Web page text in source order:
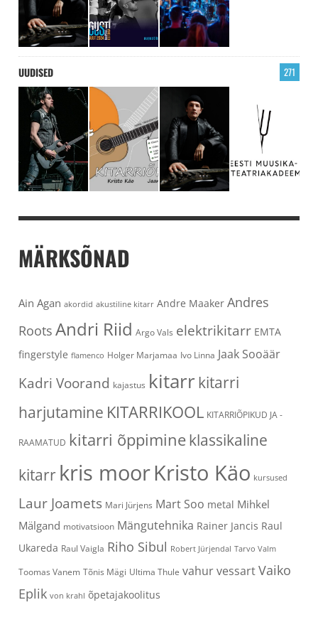
UUDISED 271
MÄRKSÕNAD
Ain Agan akordid akustiline kitarr Andre Maaker Andres
Roots Andri Riid Argo Vals elektrikitarr EMTA
fingerstyle flamenco Holger Marjamaa Ivo Linna Jaak Sooäär
Kadri Voorand kajastus kitarr kitarri
harjutamine KITARRIKOOL KITARRIÕPIKUD JA -
RAAMATUD kitarri õppimineklassikaline
kitarr kris moorKristo Käo kursused
Laur Joamets Mari Jürjens Mart Soo metal Mihkel
Mälgand motivatsioon Mängutehnika Rainer Jancis Raul
Ukareda Raul Vaigla Riho Sibul Robert Jürjendal Tarvo Valm
Toomas Vanem Tõnis Mägi Ultima Thule vahur vessartVaiko
Eplik von krahl õpetajakoolitus